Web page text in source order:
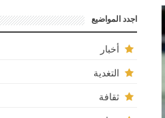
اجدد المواضيع
أخبار
التغدية
ثقافة